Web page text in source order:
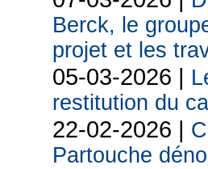
Berck, le
projet et les
05-03-2026 |
restitution du
22-02-2026 |
Partouche